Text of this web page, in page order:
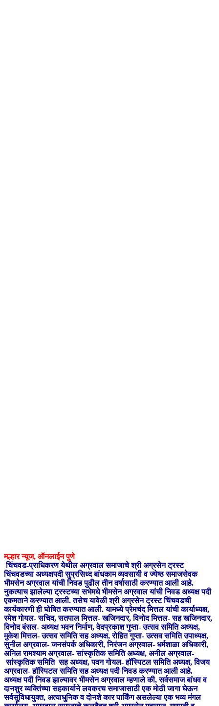
मल्हार न्यूज, ऑनलाईन पुणे
चिंचवड-प्राधिकरण येथील अग्रवाल समाजाचे श्री अग्रसेन ट्रस्ट
चिंचवडच्या अध्यक्षपदी सुप्रसिध्द बांधकाम व्यवसायी व ज्येष्ठ समाजसेवक
भीमसेन अग्रवाल यांची निवड पुढील तीन वर्षासाठी करण्यात आली आहे.
नुकत्याच झालेल्या ट्रस्टच्या सभेमधे भीमसेन अग्रवाल यांची निवड अध्यक्ष पदी
एकमताने करण्यात आली. तसेच यावेळी श्री अग्रसेन ट्रस्ट चिंचवडची
कार्यकारणी ही घोषित करण्यात आली. यामध्ये प्रेमचंद मित्तल यांची कार्याध्यक्ष,
रमेश गोयल- सचिव, सतपाल मित्तल- खजिनदार, विनोद मित्तल- सह खजिनदार,
विनोद बंसल- अध्यक्ष भवन निर्माण, वेदप्रकाश गुप्ता- उत्सव समिति अध्यक्ष,
मुकेश मित्तल- उत्सव समिति सह अध्यक्ष, रोहित गुप्ता- उत्सव समिति उपाध्यक्ष,
सुनील अग्रवाल- जनसंपर्क अधिकारी, निरंजन अग्रवाल- धर्मशाळा अधिकारी,
अनिल रामश्याम अग्रवाल- सांस्कृतिक समिति अध्यक्ष, अनील अग्रवाल-
सांस्कृतिक समिति सह अध्यक्ष, पवन गोयल- हॉस्पिटल समिति अध्यक्ष, विजय
अग्रवाल- हॉस्पिटल समिति सह अध्यक्ष पदी निवड करण्यात आली आहे.
अध्यक्ष पदी निवड झाल्यावर भीमसेन अग्रवाल म्हणाले की, सर्वसमाज बांधव व
दानशुर व्यक्तिंच्या सहकार्याने लवकरच समाजासाठी एक मोठी जागा घेऊन
सर्वसुविधायुक्त, अत्याधुनिक व दोनशे कार पार्किंग असलेल्या एक भव्य मंगल